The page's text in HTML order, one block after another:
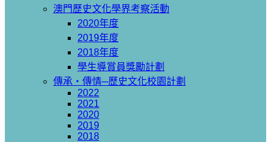
澳門歷史文化學界考察活動
2020年度
2019年度
2018年度
學生導賞員獎勵計劃
傳承‧傳情─歷史文化校園計劃
2022
2021
2020
2019
2018